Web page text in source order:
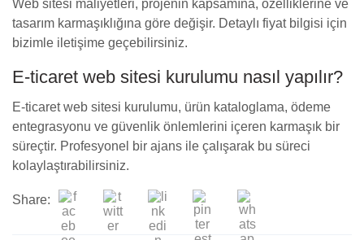
Web sitesi maliyetleri, projenin kapsamına, özelliklerine ve
tasarım karmaşıklığına göre değişir. Detaylı fiyat bilgisi için
bizimle iletişime geçebilirsiniz.
E-ticaret web sitesi kurulumu nasıl yapılır?
E-ticaret web sitesi kurulumu, ürün kataloglama, ödeme
entegrasyonu ve güvenlik önlemlerini içeren karmaşık bir
süreçtir. Profesyonel bir ajans ile çalışarak bu süreci
kolaylaştırabilirsiniz.
Share: